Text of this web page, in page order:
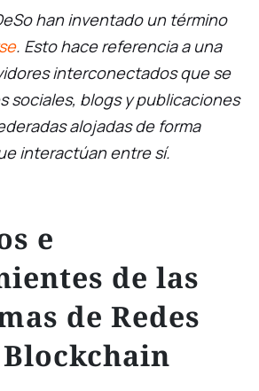
han inventado un término
. Esto hace referencia a una
interconectados que se
sociales, blogs y publicaciones
alojadas de forma
interactúan entre sí.
e
de las
de Redes